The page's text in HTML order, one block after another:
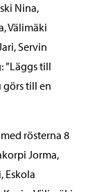
Nina,
Välimäki
Servin
”Läggs till
till en
rösterna 8
Jorma,
Eskola